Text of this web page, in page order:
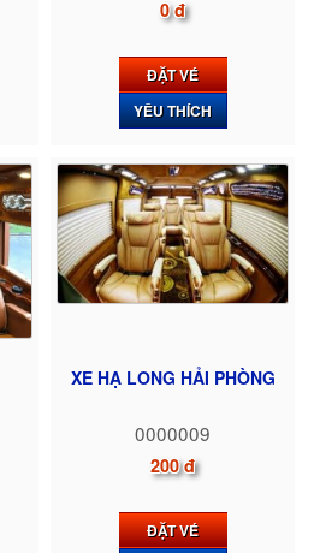
0 đ
ĐẶT VÉ
YÊU THÍCH
XE HẠ LONG HẢI PHÒNG
0000009
200 đ
ĐẶT VÉ